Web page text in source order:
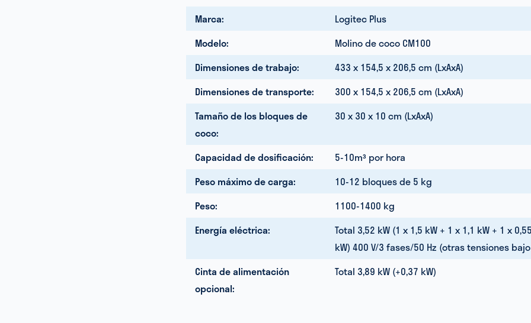
Marca:
Logitec Plus
Modelo:
Molino de coco CM100
Dimensiones de trabajo:
433 x 154,5 x 206,5 cm (LxAxA)
Dimensiones de transporte:
300 x 154,5 x 206,5 cm (LxAxA)
Tamaño de los bloques de
coco:
30 x 30 x 10 cm (LxAxA)
Capacidad de dosificación:
5-10m³ por hora
Peso máximo de carga:
10-12 bloques de 5 kg
Peso:
1100-1400 kg
Energía eléctrica:
Total 3,52 kW (1 x 1,5 kW + 1 x 1,1 kW + 1 x
kW) 400 V/3 fases/50 Hz (otras tensiones
Cinta de alimentación
opcional:
Total 3,89 kW (+0,37 kW)